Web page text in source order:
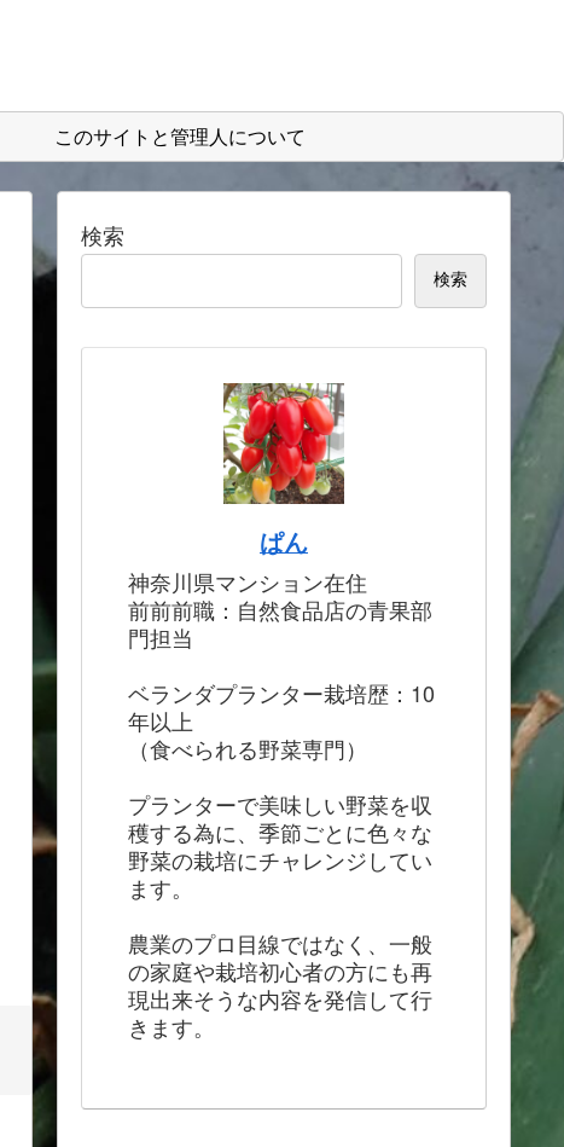
このサイトと管理人について
検索
検索
ぱん
神奈川県マンション在住
前前前職：自然食品店の青果部
門担当
ベランダプランター栽培歴：10
年以上
（食べられる野菜専門）
プランターで美味しい野菜を収
穫する為に、季節ごとに色々な
野菜の栽培にチャレンジしてい
ます。
農業のプロ目線ではなく、一般
の家庭や栽培初心者の方にも再
現出来そうな内容を発信して行
きます。